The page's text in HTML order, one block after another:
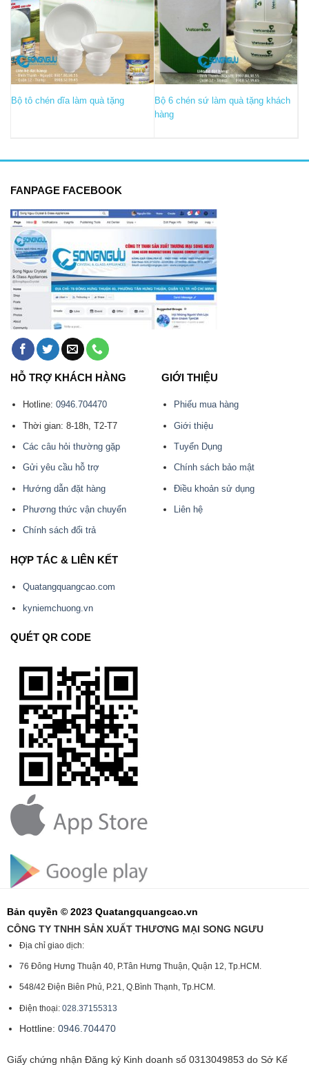
Bộ tô chén dĩa làm quà tặng
Bộ 6 chén sứ làm quà tặng khách
hàng
FANPAGE FACEBOOK
HỖ TRỢ KHÁCH HÀNG
Hotline: 0946.704470
Thời gian: 8-18h, T2-T7
Các câu hỏi thường gặp
Gửi yêu cầu hỗ trợ
Hướng dẫn đặt hàng
Phương thức vận chuyển
Chính sách đổi trả
GIỚI THIỆU
Phiếu mua hàng
Giới thiệu
Tuyển Dụng
Chính sách bảo mật
Điều khoản sử dụng
Liên hệ
HỢP TÁC & LIÊN KẾT
Quatangquangcao.com
kyniemchuong.vn
QUÉT QR CODE
Bản quyền © 2023 Quatangquangcao.vn
CÔNG TY TNHH SẢN XUẤT THƯƠNG MẠI SONG NGƯU
Địa chỉ giao dịch:
76 Đông Hưng Thuận 40, P.Tân Hưng Thuận, Quận 12, Tp.HCM.
548/42 Điện Biên Phủ, P.21, Q.Bình Thạnh, Tp.HCM.
Điện thoại: 028.37155313
Hottline: 0946.704470
Giấy chứng nhận Đăng ký Kinh doanh số 0313049853 do Sở Kế